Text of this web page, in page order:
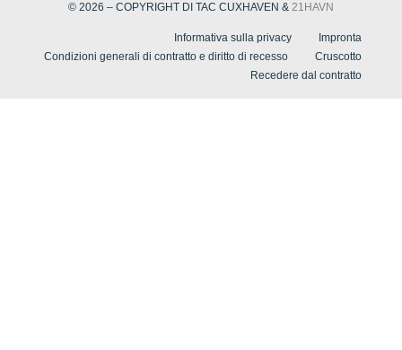
© 2026 – COPYRIGHT DI TAC CUXHAVEN & 21HAVN
Informativa sulla privacy
Impronta
Condizioni generali di contratto e diritto di recesso
Cruscotto
Recedere dal contratto